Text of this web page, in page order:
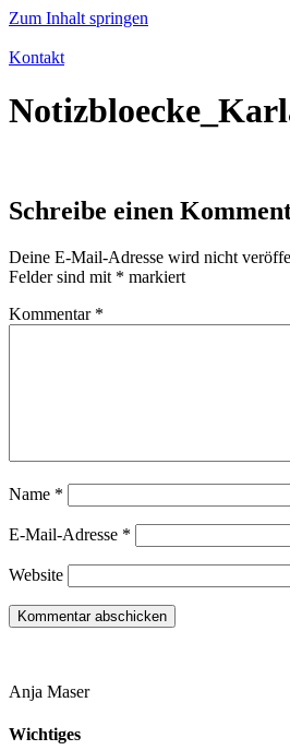
Zum Inhalt springen
Kontakt
Schreibe einen
Deine E-Mail-Adresse wird nicht
Felder sind mit * markiert
Kommentar *
Name *
E-Mail-Adresse *
Website
Anja Maser
Wichtiges